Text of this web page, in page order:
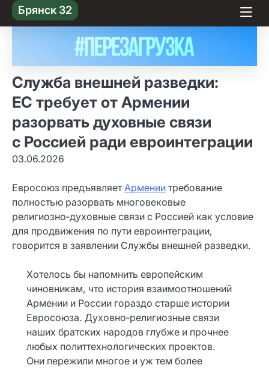
Skip
to content
Брянск 32
Служба внешней разведки:
ЕС требует от Армении
разорвать духовные связи
с Россией ради евроинтеграции
03.06.2026
Евросоюз предъявляет Армении требование
полностью разорвать многовековые
религиозно‑духовные связи с Россией как условие
для продвижения по пути евроинтеграции,
говорится в заявлении Службы внешней разведки.
Хотелось бы напомнить европейским
чиновникам, что история взаимоотношений
Армении и России гораздо старше истории
Евросоюза. Духовно‑религиозные связи
наших братских народов глубже и прочнее
любых политтехнологических проектов.
Они пережили многое и уж тем более